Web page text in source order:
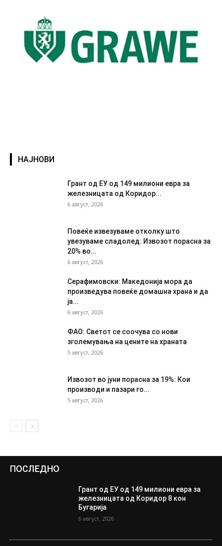
НАЈНОВИ
Грант од ЕУ од 149 милиони евра за
железницата од Коридор...
6 август, 2026
Повеќе извезуваме отколку што
увезуваме сладолед: Извозот порасна за
20% во...
6 август, 2026
Серафимовски: Македонија мора да
произведува повеќе домашна храна и да
ја...
6 август, 2026
ФАО: Светот се соочува со нови
зголемувања на цените на храната
5 август, 2026
Извозот во јуни порасна за 19%: Кои
производи и пазари го...
5 август, 2026
ПОСЛЕДНО
Грант од ЕУ од 149 милиони евра за
железницата од Коридор 8 кон
Бугарија
6 август, 2026